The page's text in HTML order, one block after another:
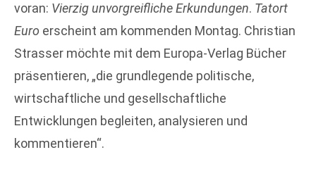
voran: Vierzig unvorgreifliche Erkundungen. Tatort
Euro erscheint am kommenden Montag. Christian
Strasser möchte mit dem Europa-Verlag Bücher
präsentieren, „die grundlegende politische,
wirtschaftliche und gesellschaftliche
Entwicklungen begleiten, analysieren und
kommentieren“.